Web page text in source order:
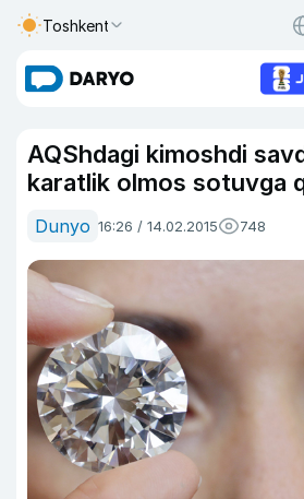
Toshkent
AQShdagi kimoshdi
karatlik olmos sotuvga
Dunyo 16:26 / 14.02.2015 748